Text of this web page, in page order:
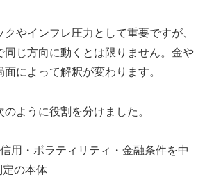
やインフレ圧力として重要ですが、
同じ方向に動くとは限りません。金や
面によって解釈が変わります。
ように役割を分けました。
用・ボラティリティ・金融条件を中
定の本体